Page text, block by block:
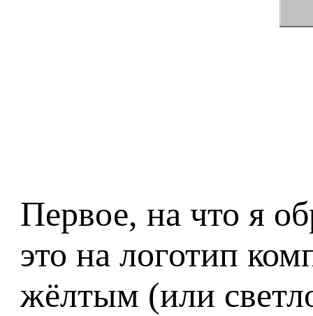
Первое, на что я
это на логотип
жёлтым (или